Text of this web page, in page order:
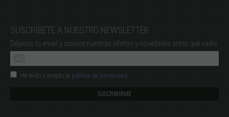
SUSCRÍBETE A NUESTRO NEWSLETTER
Déjanos tu email y conoce nuestras ofertas y novedades antes que nadie.
He leído y acepto la política de privacidad